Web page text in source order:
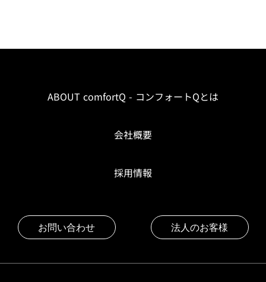
ABOUT comfortQ - コンフォートQとは
会社概要
採用情報
お問い合わせ 法人のお客様